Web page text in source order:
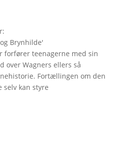
:
Brynhilde'
forfører teenagerne med sin
over Wagners ellers så
Fortællingen om den
selv kan styre